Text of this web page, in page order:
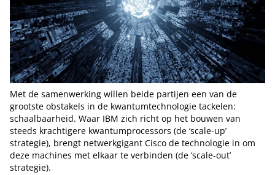
Met de samenwerking willen beide partijen een van de
grootste obstakels in de kwantumtechnologie tackelen:
schaalbaarheid. Waar IBM zich richt op het bouwen van
steeds krachtigere kwantumprocessors (de ‘scale-up’
strategie), brengt netwerkgigant Cisco de technologie in om
deze machines met elkaar te verbinden (de ‘scale-out’
strategie).